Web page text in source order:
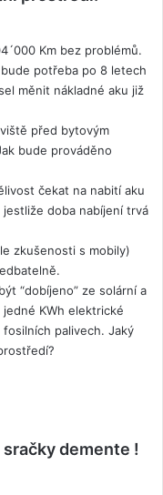
s
a
l
Km bez problémů.
potřeba po 8 letech
měnit nákladné aku již
před bytovým
bude prováděno
čekat na nabití aku
doba nabíjení trvá
zkušenosti s mobily)
“dobíjeno” ze solární a
KWh elektrické
palivech. Jaký
demente !